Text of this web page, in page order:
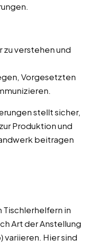
zu verstehen und
Vorgesetzten
stellt sicher,
Produktion und
beitragen
in
Art der Anstellung
Hier sind